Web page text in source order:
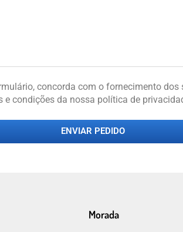
concorda com o fornecimento dos
e condições da nossa política de
ENVIAR PEDIDO
Morada